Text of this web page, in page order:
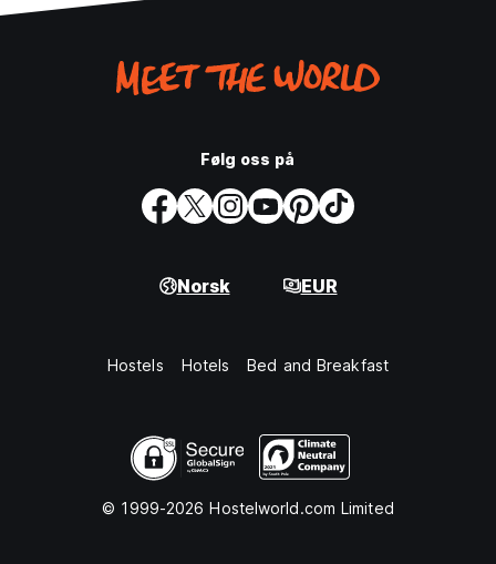
Følg oss på
Norsk EUR
Hostels Hotels Bed and Breakfast
© 1999-2026 Hostelworld.com Limited